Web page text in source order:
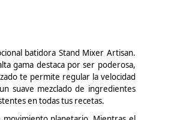
batidora Stand Mixer Artisan.
gama destaca por ser poderosa,
te permite regular la velocidad
suave mezclado de ingredientes
en todas tus recetas.